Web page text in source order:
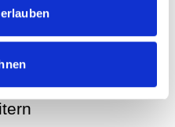
Diese können Sie
und mehr Kunden zu